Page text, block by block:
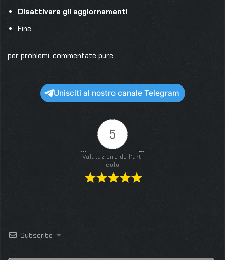
Disattivare gli aggiornamenti
Fine.
per problemi, commentate pure.
Unisciti al nostro canale Telegram
5
Valutazione dell'arti
colo
Subscribe